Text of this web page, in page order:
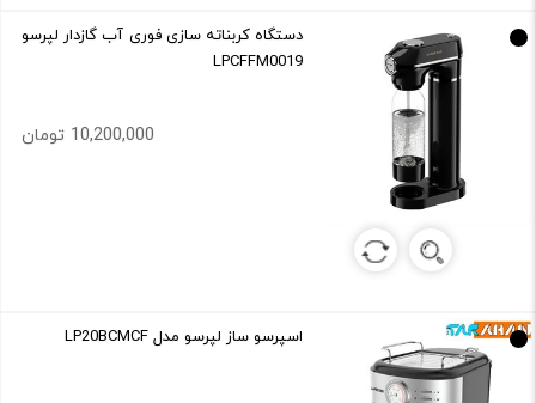
دستگاه کربناته سازی فوری آب گازدار لپرسو
LPCFFM0019
10,200,000 تومان
اسپرسو ساز لپرسو مدل LP20BCMCF